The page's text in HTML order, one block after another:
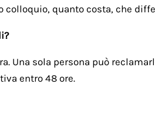
colloquio, quanto costa, che
Una sola persona può
entro 48 ore.